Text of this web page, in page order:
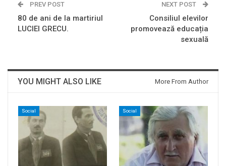
PREV POST
80 de ani de la martiriul
LUCIEI GRECU.
NEXT POST
Consiliul elevilor
promovează educația
sexuală
YOU MIGHT ALSO LIKE More From Author
Social Social